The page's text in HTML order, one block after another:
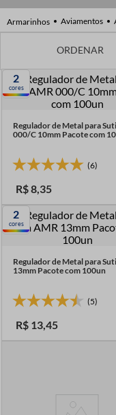
Aviamentos
2
cores
Regulador de Metal para
000/C 10mm Pacote com
(6)
R$8,35
2
cores
Regulador de Metal para
13mm Pacote com 100un
(5)
R$ 13,45
4º
elastico
5º
renda
ziper
fio malha
linha costura
9º
fita cetim